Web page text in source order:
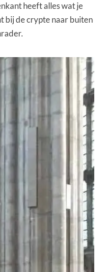
heeft alles wat je
bij de crypte naar buiten